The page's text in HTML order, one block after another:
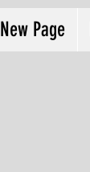
New Page